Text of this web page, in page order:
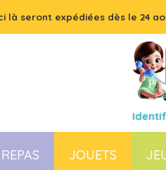
là seront expédiées dès le 24
REPAS JOUETS